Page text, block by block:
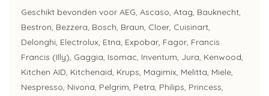
Geschikt bevonden voor AEG, Ascaso, Atag, Bauknecht,
Bestron, Bezzera, Bosch, Braun, Cloer, Cuisinart,
Delonghi, Electrolux, Etna, Expobar, Fagor, Francis
Francis (Illy), Gaggia, Isomac, Inventum, Jura, Kenwood,
Kitchen AID, Kitchenaid, Krups, Magimix, Melitta, Miele,
Nespresso, Nivona, Pelgrim, Petra, Philips, Princess,